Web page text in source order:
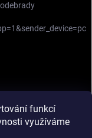
funkcí
využíváme